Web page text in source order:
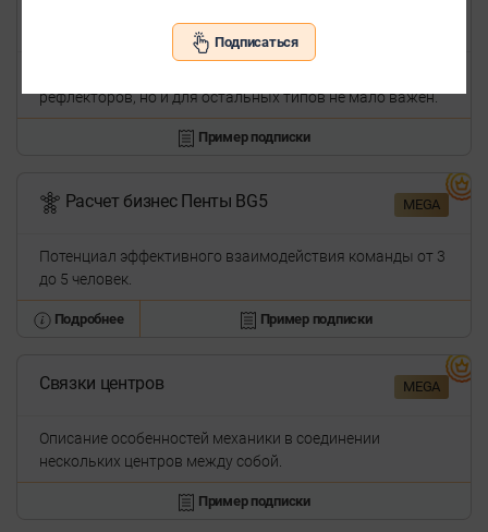
Лунный календарь
рефлекторов, но и для остальных типов не мало важен.
Пример подписки
MEGA
Расчет бизнес Пенты BG5
Потенциал эффективного взаимодействия команды от 3
до 5 человек.
Подробнее Пример подписки
MEGA
Связки центров
Описание особенностей механики в соединении
нескольких центров между собой.
Пример подписки
Подписаться